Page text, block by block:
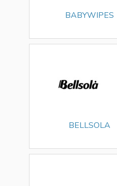
BABYWIPES
BELLSOLA